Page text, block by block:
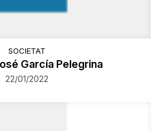
SOCIETAT
García Pelegrina
22/01/2022